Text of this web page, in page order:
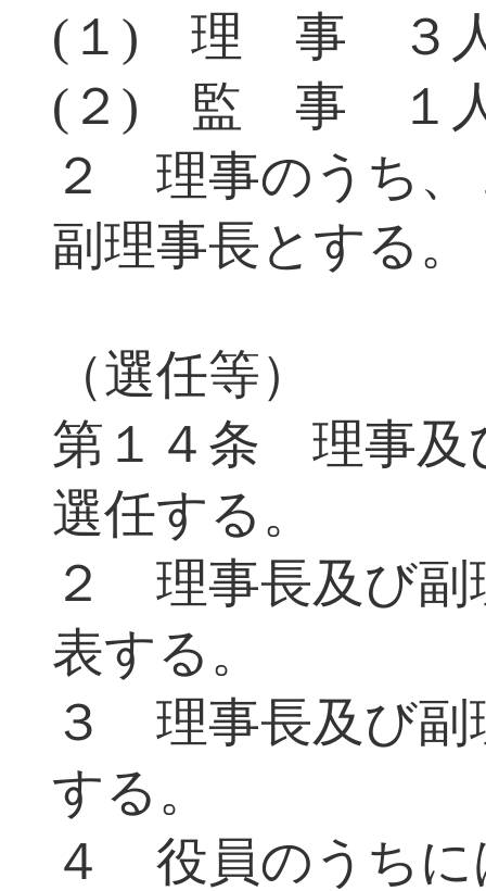
(１) 理 事 ３人
(２) 監 事 １
２ 理事のうち、
副理事長とする。
（選任等）
第１４条 理事及
選任する。
２ 理事長及び副
表する。
３ 理事長及び副
する。
４ 役員のうちに